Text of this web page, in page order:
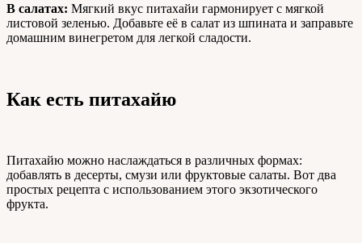
В салатах: Мягкий вкус питахайи гармонирует с мягкой
листовой зеленью. Добавьте её в салат из шпината и заправьте
домашним винегретом для легкой сладости.
Как есть питахайю
Питахайю можно наслаждаться в различных формах:
добавлять в десерты, смузи или фруктовые салаты. Вот два
простых рецепта с использованием этого экзотического
фрукта.